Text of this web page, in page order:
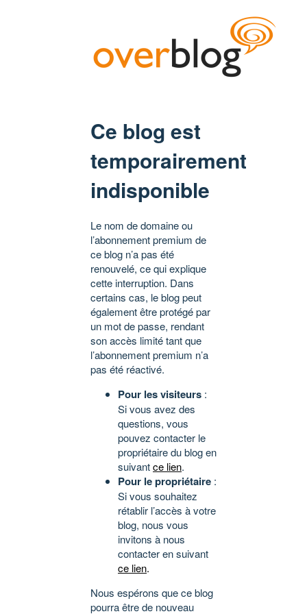
Ce blog est
temporairement
indisponible
Le nom de domaine ou
l’abonnement premium de
ce blog n’a pas été
renouvelé, ce qui explique
cette interruption. Dans
certains cas, le blog peut
également être protégé par
un mot de passe, rendant
son accès limité tant que
l’abonnement premium n’a
pas été réactivé.
Pour les visiteurs :
Si vous avez des
questions, vous
pouvez contacter le
propriétaire du blog en
suivantce lien.
Pour le propriétaire :
Si vous souhaitez
rétablir l’accès à votre
blog, nous vous
invitons à nous
contacter en suivant
ce lien.
Nous espérons que ce blog
pourra être de nouveau